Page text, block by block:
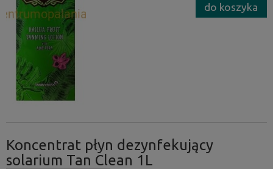
do koszyka
Koncentrat płyn dezynfekujący
solarium Tan Clean 1L